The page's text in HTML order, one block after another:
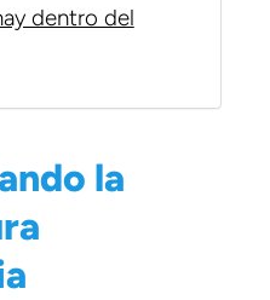
dentro del
la